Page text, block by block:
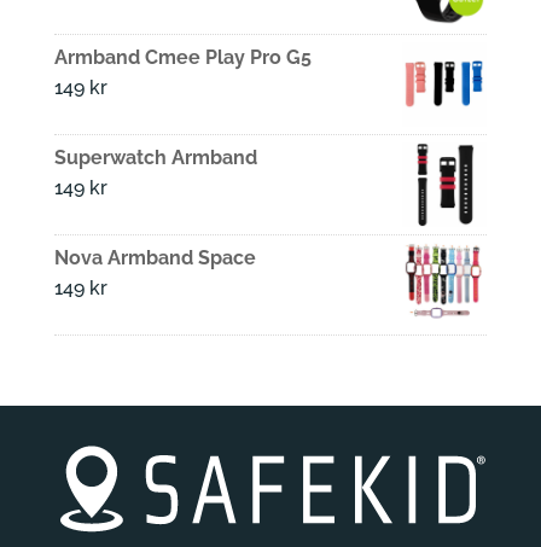
priset
priset
Armband Cmee Play Pro G5
149 kr
Superwatch Armband
149 kr
Nova Armband Space
149 kr